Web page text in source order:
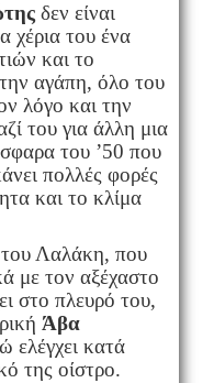
δεν είναι
χέρια του ένα
και το
αγάπη, όλο του
λόγο και την
του για άλλη μια
του ’50 που
πολλές φορές
και το κλίμα
του Λαλάκη, που
με τον αξέχαστο
στο πλευρό του,
Άβα
ελέγχει κατά
της οίστρο.